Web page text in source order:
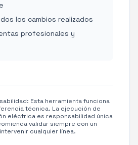
los cambios realizados
profesionales y
Esta herramienta funciona
técnica. La ejecución de
eléctrica es responsabilidad única
validar siempre con un
cualquier línea.